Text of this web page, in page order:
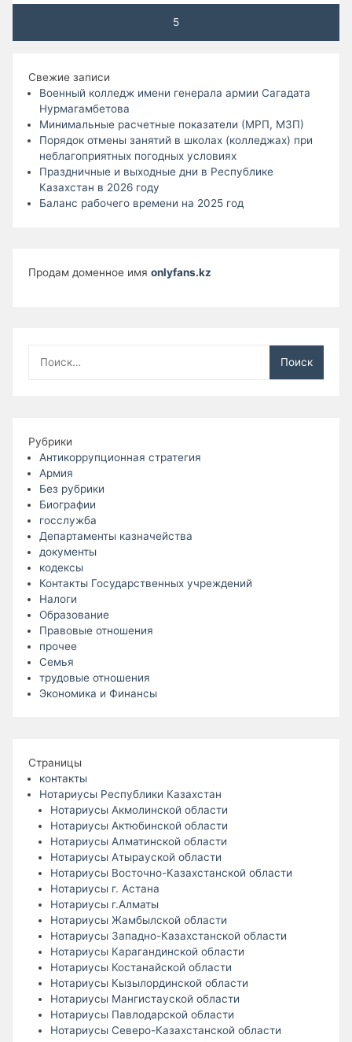
5
Свежие записи
Военный колледж имени генерала армии Сагадата
Нурмагамбетова
Минимальные расчетные показатели (МРП, МЗП)
Порядок отмены занятий в школах (колледжах) при
неблагоприятных погодных условиях
Праздничные и выходные дни в Республике
Казахстан в 2026 году
Баланс рабочего времени на 2025 год
Продам доменное имяonlyfans.kz
Рубрики
Антикоррупционная стратегия
Армия
Без рубрики
Биографии
госслужба
Департаменты казначейства
документы
кодексы
Контакты Государственных учреждений
Налоги
Образование
Правовые отношения
прочее
Семья
трудовые отношения
Экономика и Финансы
Страницы
контакты
Нотариусы Республики Казахстан
Нотариусы Акмолинской области
Нотариусы Актюбинской области
Нотариусы Алматинской области
Нотариусы Атырауской области
Нотариусы Восточно-Казахстанской области
Нотариусы г. Астана
Нотариусы г.Алматы
Нотариусы Жамбылской области
Нотариусы Западно-Казахстанской области
Нотариусы Карагандинской области
Нотариусы Костанайской области
Нотариусы Кызылординской области
Нотариусы Мангистауской области
Нотариусы Павлодарской области
Нотариусы Северо-Казахстанской области